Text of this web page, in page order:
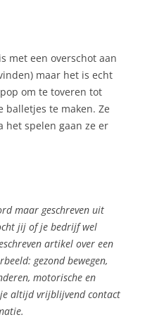
met een overschot aan
maar het is echt
om te toveren tot
balletjes te maken. Ze
het spelen gaan ze er
maar geschreven uit
jij of je bedrijf wel
artikel over een
gezond bewegen,
motorische en
altijd vrijblijvend contact